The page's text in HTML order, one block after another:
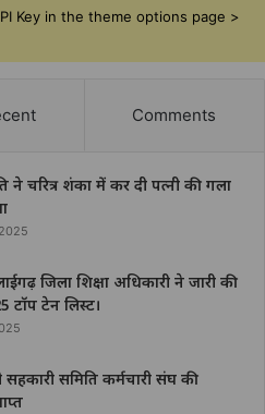
Key in the theme options page >
Comments
ने चरित्र शंका में कर दी पत्नी की गला
जिला शिक्षा अधिकारी ने जारी की
टॉप टेन लिस्ट।
सहकारी समिति कर्मचारी संघ की